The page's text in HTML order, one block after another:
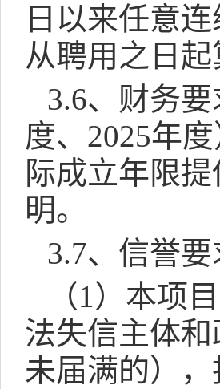
日以来任意连
从聘用之日
3.6、财务
度、 2025年
际成立年限
明。
3.7、信誉要
（1）本项
法失信主体
未届满的）